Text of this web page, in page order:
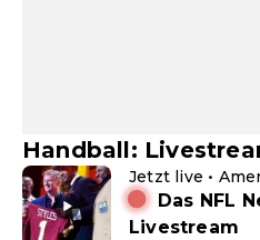
Handball:
Jetzt live •
Das NFL
Livestream